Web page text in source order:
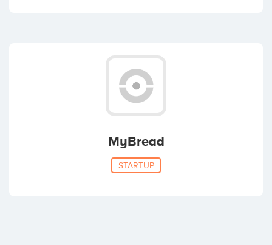
MyBread
STARTUP